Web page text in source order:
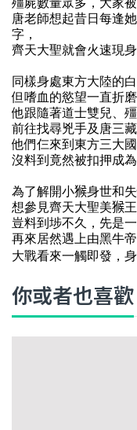
殭屍數量眾多，大家
唐老師想起昔日每逢
字，
齊天大聖就會火速現
同樣身處東方大陸的
但嗜血的慾望一直折
他跟隨著道士雙兒、
前往找尋兇手及唐三藏
他們仨來到東方三大
沒料到竟然被扣押成
為了解開小𤠣身世和
想參見齊天大聖美𤠣
豈料到埗不久，先是
再來居然遇上由黑牛
大戰看來一觸即發，
你或者也喜歡